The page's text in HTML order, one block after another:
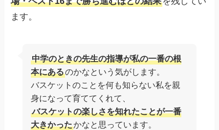
ます。
中学のときの先生の指導が私の一番の根
本にあるのかなという気がします。
バスケットのことを何も知らない私を親
身になって育ててくれて、
バスケットの楽しさを知れたことが一番
大きかったかなと思っています。